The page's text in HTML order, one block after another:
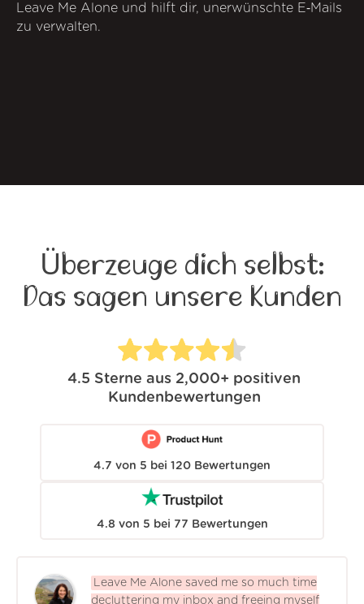
Leave Me Alone und hilft dir, unerwünschte E‑Mails
zu verwalten.
Überzeuge dich selbst:
Das sagen unsere Kunden
4.5 Sterne aus 2,000+ positiven
Kundenbewertungen
4.7 von 5 bei 120 Bewertungen
4.8 von 5 bei 77 Bewertungen
Leave Me Alone saved me so much time
decluttering my inbox and freeing myself